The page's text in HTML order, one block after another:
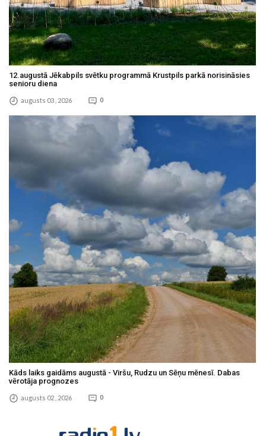
12.augustā Jēkabpils svētku programmā Krustpils parkā norisināsies
senioru diena
augusts 03 , 2026 0
Kāds laiks gaidāms augustā - Viršu, Rudzu un Sēņu mēnesī. Dabas
vērotāja prognozes
augusts 02 , 2026 0